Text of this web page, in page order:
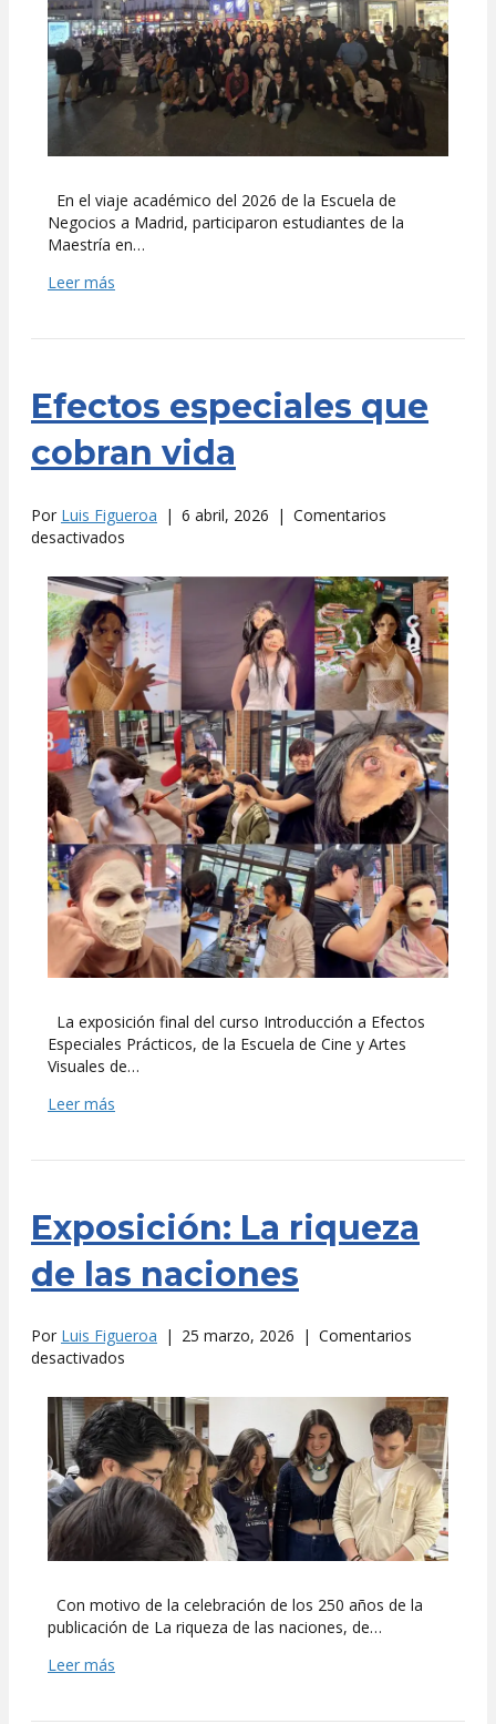
global
En el viaje académico del 2026 de la Escuela de
Negocios a Madrid, participaron estudiantes de la
Maestría en…
Leer más
Efectos especiales que
cobran vida
Por Luis Figueroa | 6 abril, 2026 | Comentarios
desactivados
especiales
que
cobran
vida
La exposición final del curso Introducción a Efectos
Especiales Prácticos, de la Escuela de Cine y Artes
Visuales de…
Leer más
Exposición: La riqueza
de las naciones
Por Luis Figueroa | 25 marzo, 2026 | Comentarios
desactivados
La
riqueza
de
las
naciones
Con motivo de la celebración de los 250 años de la
publicación de La riqueza de las naciones, de…
Leer más